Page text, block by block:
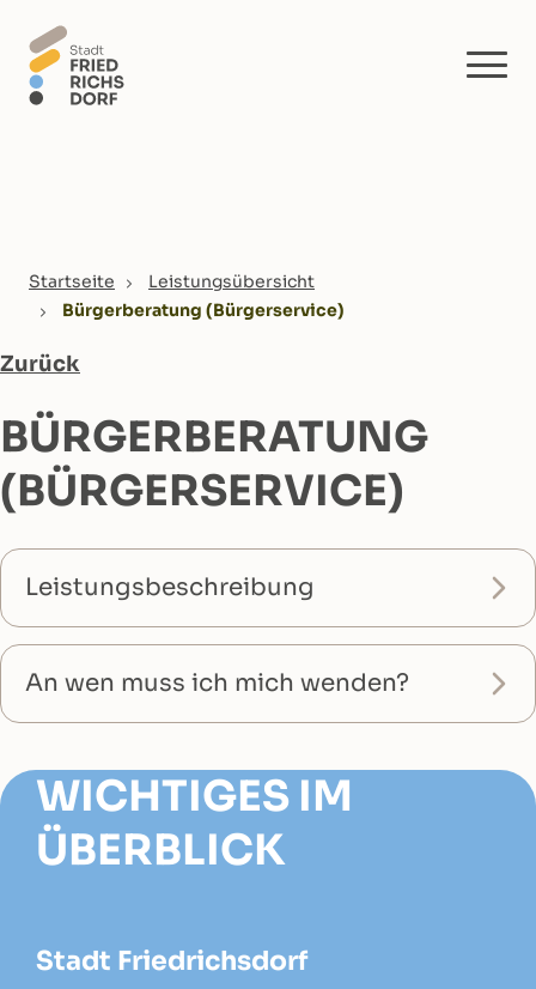
You are here:
Startseite
Leistungsübersicht
Bürgerberatung (Bürgerservice)
Zurück
BÜRGERBERATUNG
(BÜRGERSERVICE)
Leistungsbeschreibung
An wen muss ich mich wenden?
WICHTIGES IM
ÜBERBLICK
Stadt Friedrichsdorf